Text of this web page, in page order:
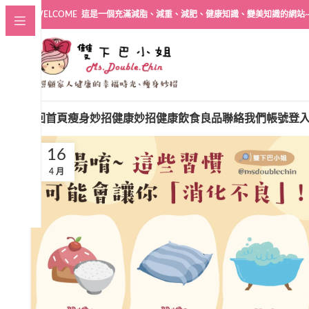
WELCOME 這是一個充滿減脂、減重、減肥、健康知識、變美知識的網站~
回首頁瘦身妙招健康妙招健康飲食良品聯絡我們帳號登
16
4 月